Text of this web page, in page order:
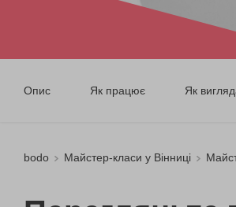
Опис Як працює Як
bodo Майстер-класи у Вінниці